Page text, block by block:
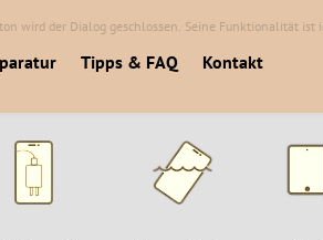
Tipps & FAQ Kontakt
wird der Dialog geschlossen. Seine Funktionalität